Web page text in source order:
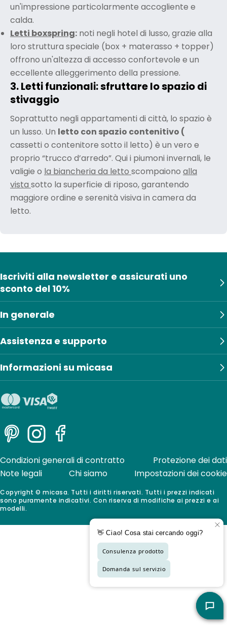
un'impressione particolarmente accogliente e
calda.
Letti boxspring: noti negli hotel di lusso, grazie alla
loro struttura speciale (box + materasso + topper)
offrono un'altezza di accesso confortevole e un
eccellente alleggerimento della pressione.
3. Letti funzionali: sfruttare lo spazio di
stivaggio
Soprattutto negli appartamenti di città, lo spazio è
un lusso. Un letto con spazio contenitivo (
cassetti o contenitore sotto il letto) è un vero e
proprio “trucco d’arredo”. Qui i piumoni invernali, le
valigie o la biancheria da letto scompaiono alla
vista sotto la superficie di riposo, garantendo
maggiore ordine e serenità visiva in camera da
letto.
In generale
Assistenza e supporto
Informazioni su micasa
Iscriviti alla newsletter e assicurati uno
sconto del 10%
PinterestInstagramFacebook
Copyright © micasa. Tutti i diritti riservati. Tutti i prezzi indicati
sono puramente indicativi. Con riserva di modifiche ai prezzi e ai
modelli.
Condizioni generali di contratto
Protezione dei dati
Note legali
Chi siamo Impostazioni dei cookie